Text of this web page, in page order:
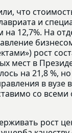
что
и
на 12,7%. На
рост
мест в
на 21,8 %,
в вузе
со
рост